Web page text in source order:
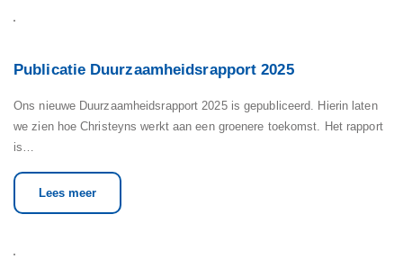
Publicatie Duurzaamheidsrapport 2025
Ons nieuwe Duurzaamheidsrapport 2025 is gepubliceerd. Hierin laten
we zien hoe Christeyns werkt aan een groenere toekomst. Het rapport
is…
Lees meer